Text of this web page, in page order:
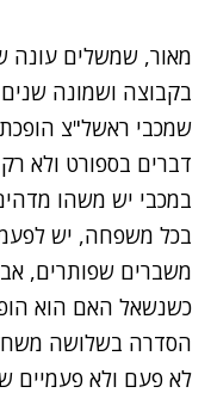
מאור, שמשלים עונה
בקבוצה ושמונה
שמכבי ראשל"צ
דברים בספורט ולא רק
במכבי יש משהו
בכל משפחה, יש
משברים שפותרים,
כשנשאל האם הוא
הסדרה בשלושה
לא פעם ולא פעמיים